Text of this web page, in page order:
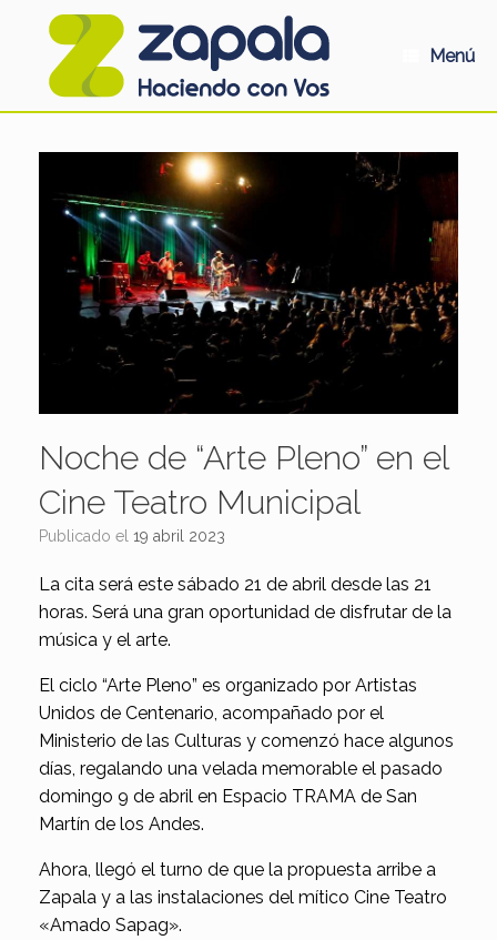
Menú
Noche de “Arte Pleno” en el
Cine Teatro Municipal
Publicado el 19 abril 2023
La cita será este sábado 21 de abril desde las 21
horas. Será una gran oportunidad de disfrutar de la
música y el arte.
El ciclo “Arte Pleno” es organizado por Artistas
Unidos de Centenario, acompañado por el
Ministerio de las Culturas y comenzó hace algunos
días, regalando una velada memorable el pasado
domingo 9 de abril en Espacio TRAMA de San
Martín de los Andes.
Ahora, llegó el turno de que la propuesta arribe a
Zapala y a las instalaciones del mítico Cine Teatro
«Amado Sapag».